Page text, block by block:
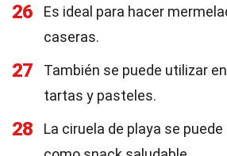
26
Es ideal para hacer
caseras.
27
También se puede utilizar
tartas y pasteles.
28
La ciruela de playa se